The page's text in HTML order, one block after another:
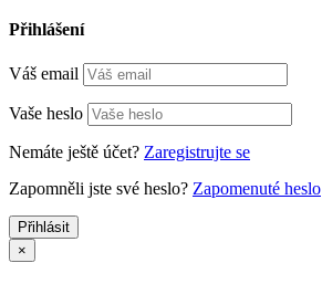
Přihlášení
Váš email
Vaše heslo
Nemáte ještě účet? Zaregistrujte se
Zapomněli jste své heslo? Zapomenuté heslo
Přihlásit
×